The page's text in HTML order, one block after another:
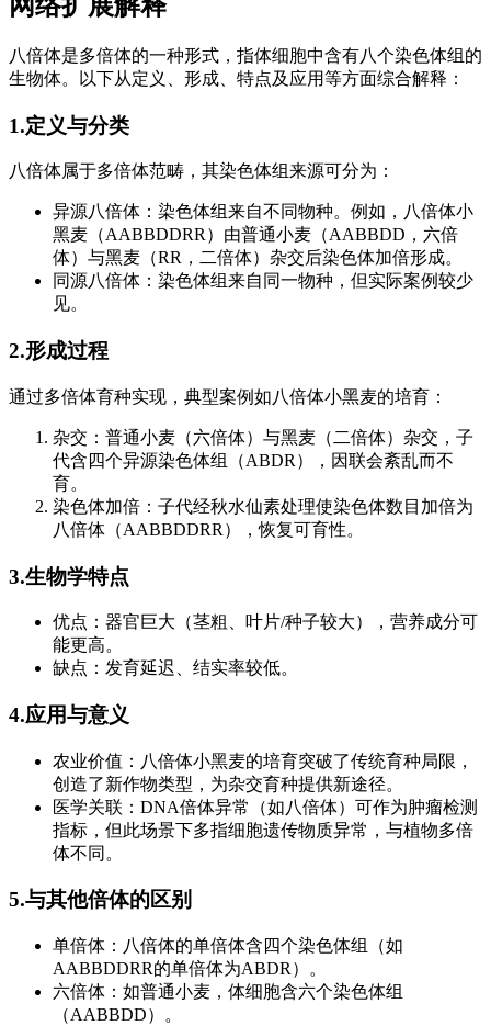
八倍体是多倍体的一种形式，指体细胞中含有八个染色体组的
生物体。以下从定义、形成、特点及应用等方面综合解释：
1.定义与分类
八倍体属于多倍体范畴，其染色体组来源可分为：
异源八倍体：染色体组来自不同物种。例如，八倍体小
黑麦（AABBDDRR）由普通小麦（AABBDD，六倍
体）与黑麦（RR，二倍体）杂交后染色体加倍形成。
同源八倍体：染色体组来自同一物种，但实际案例较少
见。
2.形成过程
通过多倍体育种实现，典型案例如八倍体小黑麦的培育：
杂交：普通小麦（六倍体）与黑麦（二倍体）杂交，子
代含四个异源染色体组（ABDR），因联会紊乱而不
育。
染色体加倍：子代经秋水仙素处理使染色体数目加倍为
八倍体（AABBDDRR），恢复可育性。
3.生物学特点
优点：器官巨大（茎粗、叶片/种子较大），营养成分可
能更高。
缺点：发育延迟、结实率较低。
4.应用与意义
农业价值：八倍体小黑麦的培育突破了传统育种局限，
创造了新作物类型，为杂交育种提供新途径。
医学关联：DNA倍体异常（如八倍体）可作为肿瘤检测
指标，但此场景下多指细胞遗传物质异常，与植物多倍
体不同。
5.与其他倍体的区别
单倍体：八倍体的单倍体含四个染色体组（如
AABBDDRR的单倍体为ABDR）。
六倍体：如普通小麦，体细胞含六个染色体组
（AABBDD）。